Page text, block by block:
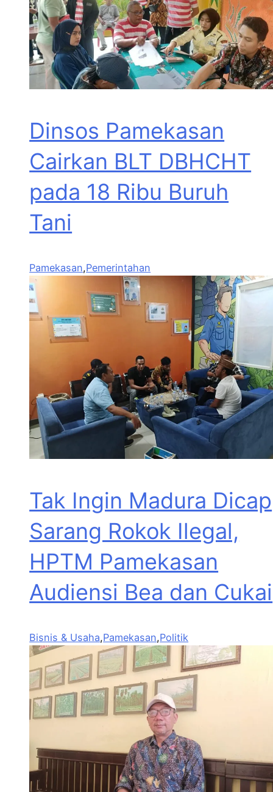
Dinsos Pamekasan
Cairkan BLT DBHCHT
pada 18 Ribu Buruh
Tani
Pamekasan,Pemerintahan
Tak Ingin Madura Dicap
Sarang Rokok Ilegal,
HPTM Pamekasan
Audiensi Bea dan Cukai
Bisnis & Usaha,Pamekasan,Politik